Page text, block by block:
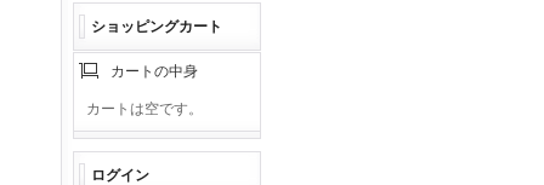
ショッピングカート
カートの中身
カートは空です。
ログイン